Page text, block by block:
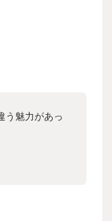
う魅力があっ